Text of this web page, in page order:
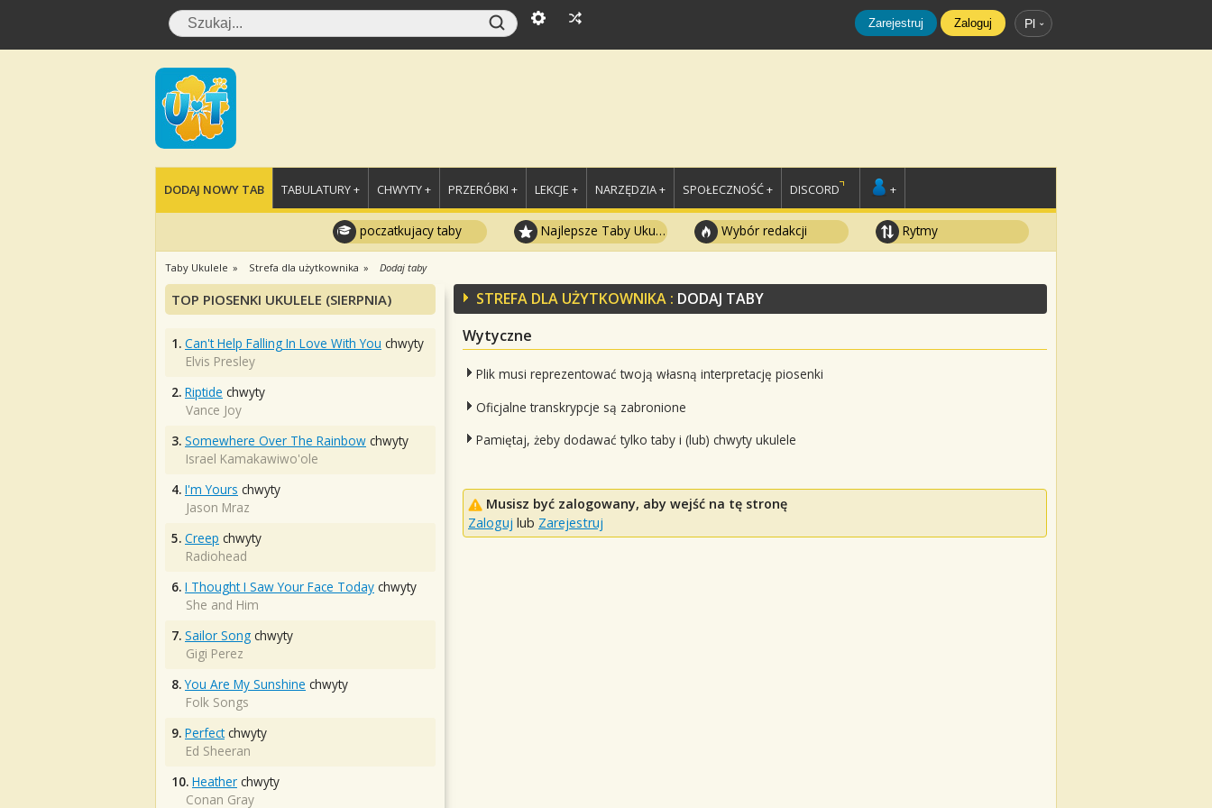
Zarejestruj Zaloguj Pl
DODAJ NOWY TAB TABULATURY + CHWYTY + PRZERÓBKI + LEKCJE + NARZĘDZIA + SPOŁECZNOŚĆ + DISCORD +
poczatkujacy taby Najlepsze Taby Ukulele Wybór redakcji Rytmy
Taby Ukulele Strefa dla użytkownika Dodaj taby
STREFA DLA UŻYTKOWNIKA : DODAJ TABY
Wytyczne
Plik musi reprezentować twoją własną interpretację piosenki
Oficjalne transkrypcje są zabronione
Pamiętaj, żeby dodawać tylko taby i (lub) chwyty ukulele
Musisz być zalogowany, aby wejść na tę stronę
Zaloguj lub Zarejestruj
TOP PIOSENKI UKULELE (SIERPNIA)
1. Can't Help Falling In Love With You chwyty
Elvis Presley
2. Riptide chwyty
Vance Joy
3. Somewhere Over The Rainbow chwyty
Israel Kamakawiwo'ole
4. I'm Yours chwyty
Jason Mraz
5. Creep chwyty
Radiohead
6. I Thought I Saw Your Face Today chwyty
She and Him
7. Sailor Song chwyty
Gigi Perez
8. You Are My Sunshine chwyty
Folk Songs
9. Perfectchwyty
Ed Sheeran
10. Heather chwyty
Conan Gray